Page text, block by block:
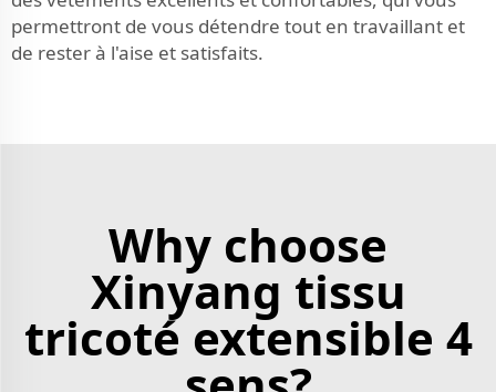
permettront de vous détendre tout en travaillant et
de rester à l'aise et satisfaits.
Why choose
Xinyang tissu
tricoté extensible 4